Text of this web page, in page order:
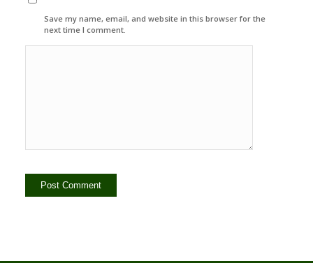
Save my name, email, and website in this browser for the
next time I comment.